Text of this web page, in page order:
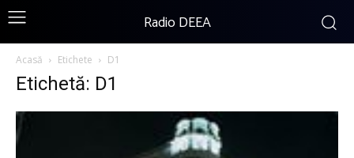
Radio DEEA
Acasă Etichete D1
Etichetă: D1